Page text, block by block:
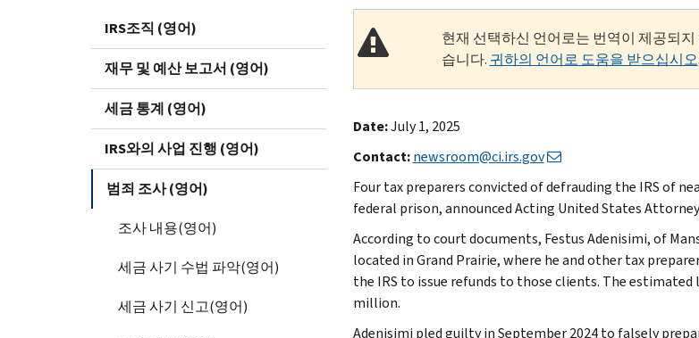
IRS조직 (영어)
재무 및 예산 보고서 (영어)
세금 통계 (영어)
IRS와의 사업 진행 (영어)
범죄 조사 (영어)
조사 내용(영어)
세금 사기 수법 파악(영어)
세금 사기 신고(영어)
현재 선택하신 언어로는 번역이 제공되
습니다. 귀하의 언어로 도움을 받으십시오.
Date:July 1, 2025
Contact: newsroom@ci.irs.gov
Four tax preparers convicted of defrauding the IRS of
federal prison, announced Acting United States
According to court documents, Festus Adenisimi, of
located in Grand Prairie, where he and other tax
the IRS to issue refunds to those clients. The
million.
Adenisimi pled guilty in September 2024 to falsely